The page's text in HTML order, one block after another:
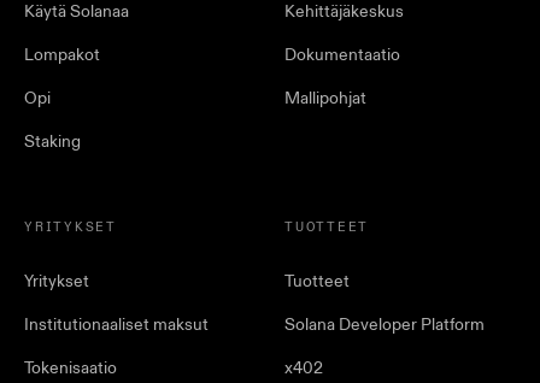
Käytä Solanaa
Lompakot
Opi
Staking
Kehittäjäkeskus
Dokumentaatio
Mallipohjat
YRITYKSET
Yritykset
Institutionaaliset maksut
Tokenisaatio
TUOTTEET
Tuotteet
Solana Developer Platform
x402